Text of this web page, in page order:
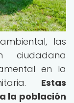
las
ciudadana
en la
Estas
la población